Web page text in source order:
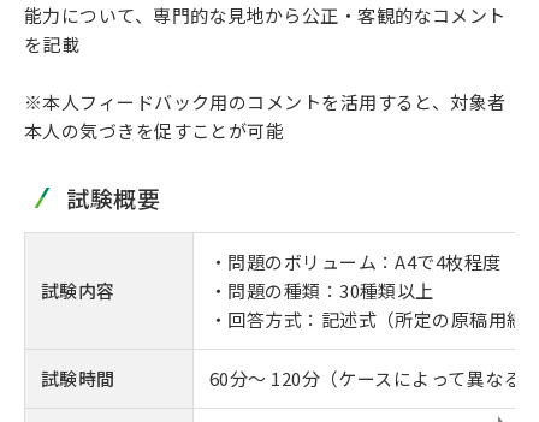
能力について、専門的な見地から公正・客観的なコメント
を記載
※本人フィードバック用のコメントを活用すると、対象者
本人の気づきを促すことが可能
試験概要
試験内容
・問題のボリューム：A4で4枚程度
・問題の種類：30種類以上
・回答方式：記述式（所定の原稿用
試験時間 60分～ 120分（ケースによって異なる